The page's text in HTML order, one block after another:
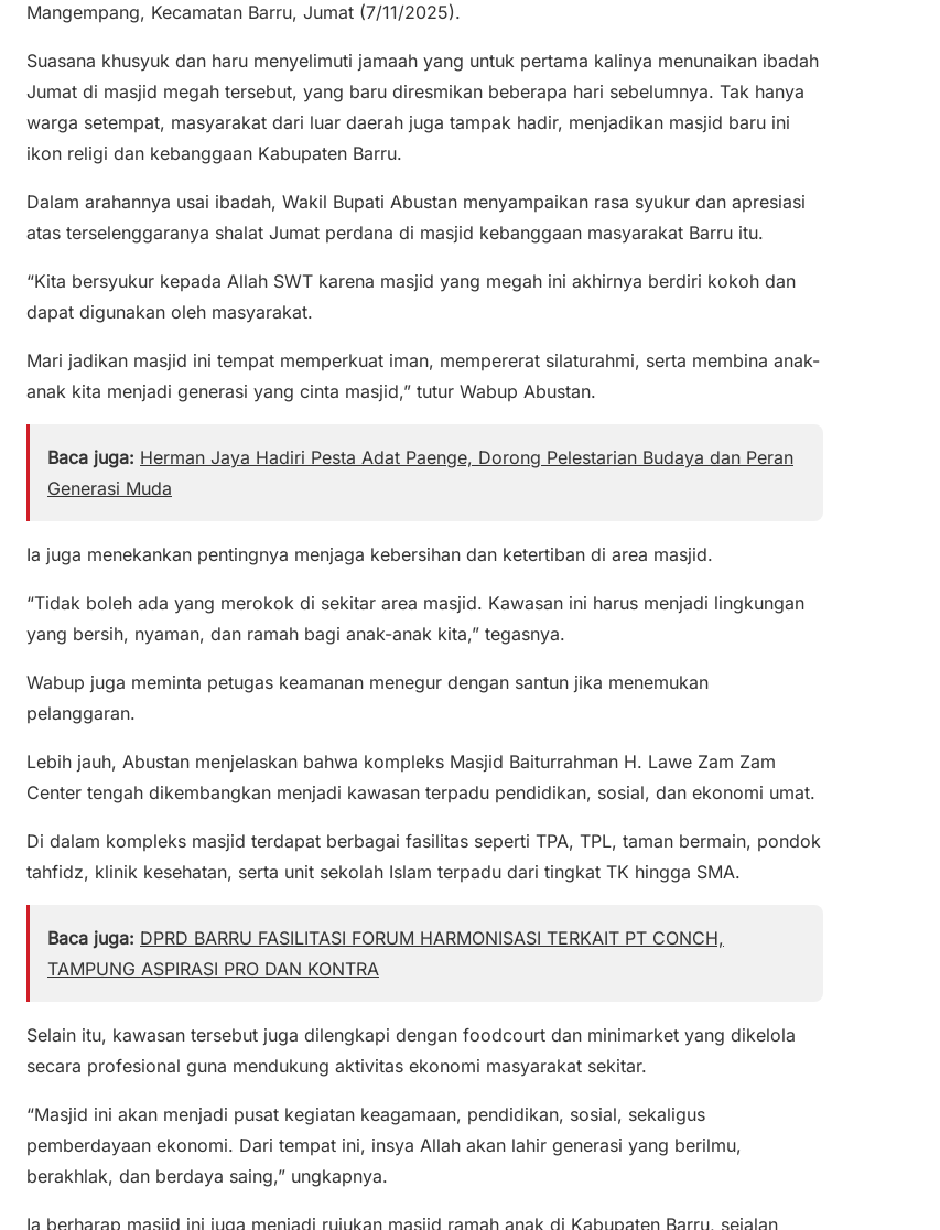
Mangempang, Kecamatan Barru, Jumat (7/11/2025).
Suasana khusyuk dan haru menyelimuti jamaah yang untuk pertama kalinya menunaikan ibadah
Jumat di masjid megah tersebut, yang baru diresmikan beberapa hari sebelumnya. Tak hanya
warga setempat, masyarakat dari luar daerah juga tampak hadir, menjadikan masjid baru ini
ikon religi dan kebanggaan Kabupaten Barru.
Dalam arahannya usai ibadah, Wakil Bupati Abustan menyampaikan rasa syukur dan apresiasi
atas terselenggaranya shalat Jumat perdana di masjid kebanggaan masyarakat Barru itu.
“Kita bersyukur kepada Allah SWT karena masjid yang megah ini akhirnya berdiri kokoh dan
dapat digunakan oleh masyarakat.
Mari jadikan masjid ini tempat memperkuat iman, mempererat silaturahmi, serta membina anak-
anak kita menjadi generasi yang cinta masjid,” tutur Wabup Abustan.
Baca juga: Herman Jaya Hadiri Pesta Adat Paenge, Dorong Pelestarian Budaya dan Peran
Generasi Muda
Ia juga menekankan pentingnya menjaga kebersihan dan ketertiban di area masjid.
“Tidak boleh ada yang merokok di sekitar area masjid. Kawasan ini harus menjadi lingkungan
yang bersih, nyaman, dan ramah bagi anak-anak kita,” tegasnya.
Wabup juga meminta petugas keamanan menegur dengan santun jika menemukan
pelanggaran.
Lebih jauh, Abustan menjelaskan bahwa kompleks Masjid Baiturrahman H. Lawe Zam Zam
Center tengah dikembangkan menjadi kawasan terpadu pendidikan, sosial, dan ekonomi umat.
Di dalam kompleks masjid terdapat berbagai fasilitas seperti TPA, TPL, taman bermain, pondok
tahfidz, klinik kesehatan, serta unit sekolah Islam terpadu dari tingkat TK hingga SMA.
Baca juga: DPRD BARRU FASILITASI FORUM HARMONISASI TERKAIT PT CONCH,
TAMPUNG ASPIRASI PRO DAN KONTRA
Selain itu, kawasan tersebut juga dilengkapi dengan foodcourt dan minimarket yang dikelola
secara profesional guna mendukung aktivitas ekonomi masyarakat sekitar.
“Masjid ini akan menjadi pusat kegiatan keagamaan, pendidikan, sosial, sekaligus
pemberdayaan ekonomi. Dari tempat ini, insya Allah akan lahir generasi yang berilmu,
berakhlak, dan berdaya saing,” ungkapnya.
Ia berharap masjid ini juga menjadi rujukan masjid ramah anak di Kabupaten Barru, sejalan